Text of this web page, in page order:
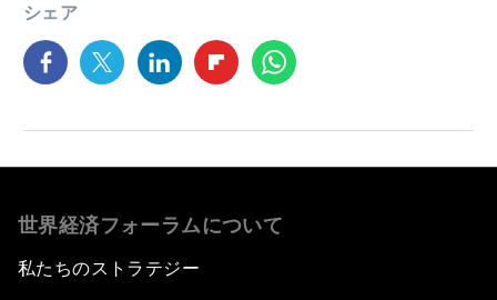
シェア
世界経済フォーラムについて
私たちのストラテジー